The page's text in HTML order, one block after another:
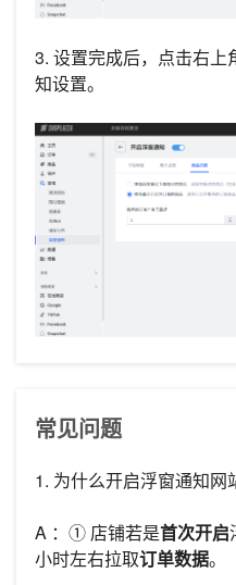
3. 设置完成后，点击右上
知设置。
常见问题
1. 为什么开启浮窗通知网
A ：① 店铺若是首次开启
小时左右拉取订单数据。